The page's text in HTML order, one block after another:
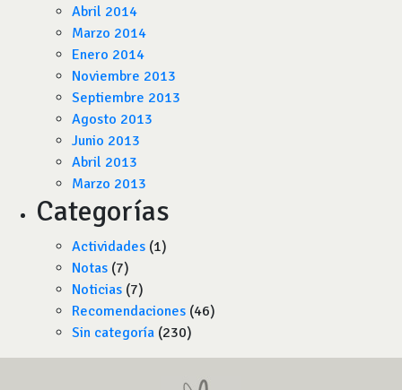
Abril 2014
Marzo 2014
Enero 2014
Noviembre 2013
Septiembre 2013
Agosto 2013
Junio 2013
Abril 2013
Marzo 2013
Categorías
Actividades (1)
Notas (7)
Noticias (7)
Recomendaciones (46)
Sin categoría (230)